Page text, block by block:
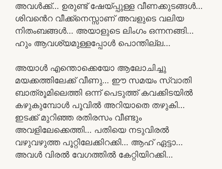
അവൾക്ക്… ഉരുണ്ട് ഷേയ്പ്പുള്ള വീണക്കുടങ്ങൾ…
ശിവൻെറ വീക്ക്നെസ്സാണ് അവളുടെ വലിയ
നിതംബങ്ങൾ… അയാളുടെ ലിംഗം ഒന്നനങ്ങി…
ഹും ആവശ്യമുള്ളപ്പോൾ പൊന്തില്ല…
അയാൾ എന്തൊക്കെയോ ആലോചിച്ചു
മയക്കത്തിലേക്ക് വീണു… ഈ സമയം സ്വാതി
ബാത്രൂമിലെത്തി ഒന്ന് പെടുത്ത് കവക്കിടയിൽ
കഴുകുമ്പോൾ പൂവിൽ അറിയാതെ തഴുകി…
ഇടക്ക് മുറിഞ്ഞ രതിരസം വീണ്ടും
അവളിലേക്കെത്തി… പതിയെ നടുവിരൽ
വഴുവഴുത്ത പൂറ്റിലേക്കിറക്കി… ആഹ് ഏട്ടാ…
അവൾ വിരൽ വേഗത്തിൽ കേറ്റിയിറക്കി…